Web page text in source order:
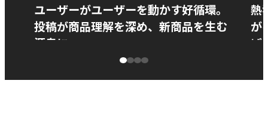
ユーザーがユーザーを動かす好循環。
投稿が商品理解を深め、新商品を生む
源泉に
熱
が
ぱ